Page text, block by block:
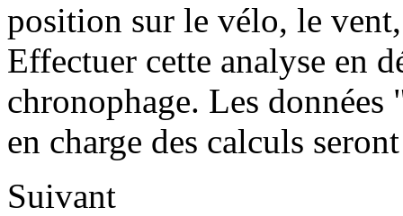
position sur le vélo, le
Effectuer cette analyse en
chronophage. Les
en charge des calculs
Suivant